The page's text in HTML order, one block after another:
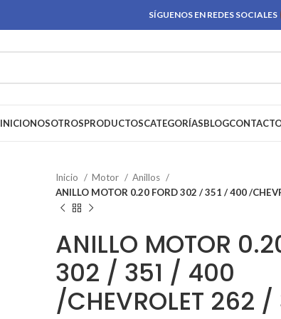
SÍGUENOS EN REDES SOCIALES
INICIONOSOTROSPRODUCTOSCATEGORÍASBLOG
Inicio Motor
Anillos
ANILLO MOTOR 0.20 FORD 302 / 351 / 400 /
ANILLO MOTOR
302 / 351 / 400
/CHEVROLET 262